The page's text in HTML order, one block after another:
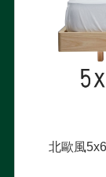
北歐風